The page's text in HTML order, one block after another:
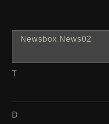
Newsbox News02
T
D